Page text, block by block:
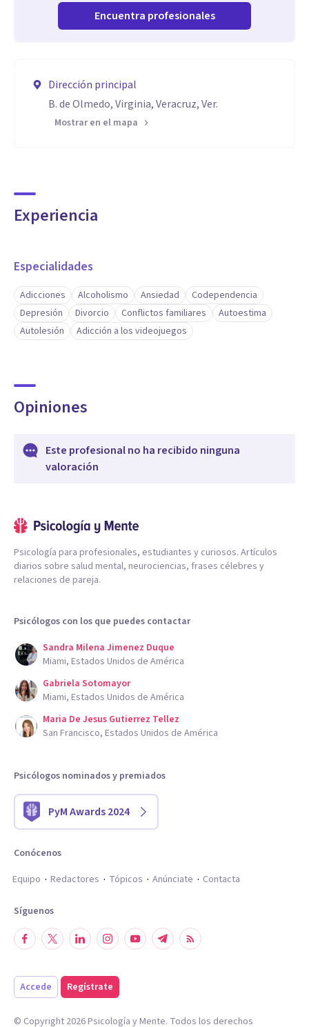
Encuentra profesionales
Dirección principal
B. de Olmedo, Virginia, Veracruz, Ver.
Mostrar en el mapa
Experiencia
Especialidades
Adicciones Alcoholismo Ansiedad
Codependencia
Depresión
Divorcio Conflictos familiares
Autoestima
Autolesión
Adicción a los videojuegos
Opiniones
Este profesional no ha recibido ninguna
valoración
Psicología para profesionales, estudiantes y curiosos. Artículos
diarios sobre salud mental, neurociencias, frases célebres y
relaciones de pareja.
Psicólogos con los que puedes contactar
Sandra Milena Jimenez Duque
Miami, Estados Unidos de América
Gabriela Sotomayor
Miami, Estados Unidos de América
Maria De Jesus Gutierrez Tellez
San Francisco, Estados Unidos de América
Psicólogos nominados y premiados
PyM Awards 2024
Conócenos
Equipo
Redactores Tópicos Anúnciate Contacta
Síguenos
Accede Regístrate
© Copyright 2026Psicología y Mente. Todos los derechos